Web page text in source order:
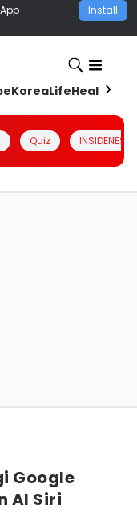
Install
KoreaLifeHealth
Quiz INSIDENESIA
Google
AI Siri